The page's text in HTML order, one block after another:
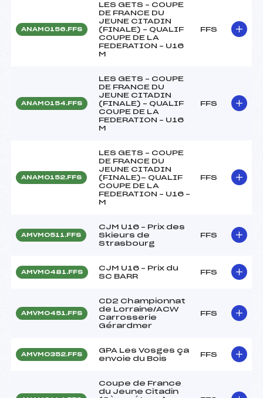
ANAM0156.FFS
LES GETS – COUPE
DE FRANCE DU
JEUNE CITADIN
(FINALE) – QUALIF
COUPE DE LA
FEDERATION – U16
M
FFS
ANAM0154.FFS
LES GETS – COUPE
DE FRANCE DU
JEUNE CITADIN
(FINALE) – QUALIF
COUPE DE LA
FEDERATION – U16
M
FFS
ANAM0152.FFS
LES GETS – COUPE
DE FRANCE DU
JEUNE CITADIN
(FINALE)- QUALIF
COUPE DE LA
FEDERATION – U16 –
M
FFS
AMVM0511.FFS
CJM U16 – Prix des
Skieurs de
Strasbourg
FFS
AMVM0481.FFS
CJM U16 – Prix du
SC BARR
FFS
AMVM0451.FFS
CD2 Championnat
de Lorraine/ACW
Carrosserie
Gérardmer
FFS
AMVM0352.FFS
GPA Les Vosges ça
envoie du Bois
FFS
Coupe de France
du Jeune Citadin